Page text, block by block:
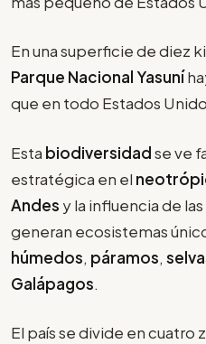
En una superficie de diez
Parque Nacional Yasuní
que en todo Estados
Esta biodiversidadse ve
estratégica en el
Andes y la influencia de
generan ecosistemas
húmedos, páramos,
Galápagos.
El país se divide en cuatro